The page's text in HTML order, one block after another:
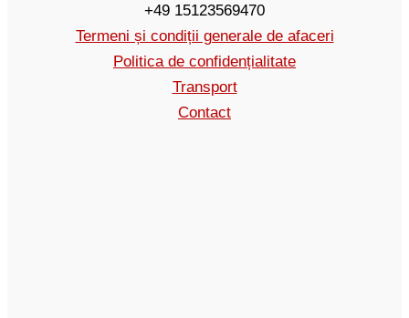
+49 15123569470
Termeni și condiții generale de afaceri
Politica de confidențialitate
Transport
Contact